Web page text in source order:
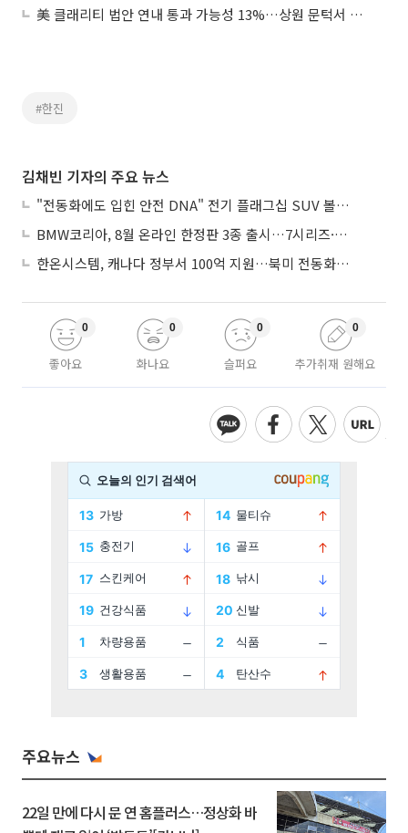
美 클래리티 법안 연내 통과 가능성 13%…상원 문턱서 제동
#한진
김채빈 기자의 주요 뉴스
"전동화에도 입힌 안전 DNA" 전기 플래그십 SUV 볼보 'EX90'
BMW코리아, 8월 온라인 한정판 3종 출시…7시리즈·X7·M340i 투어링
한온시스템, 캐나다 정부서 100억 지원…북미 전동화 시장 가속
좋아요
0
화나요
0
슬퍼요
0
추가취재 원해요
0
주요뉴스
22일 만에 다시 문 연 홈플러스…정상화 바